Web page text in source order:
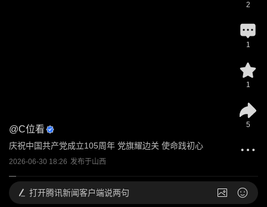
@C位看
庆祝中国共产党成立105周年 党旗耀边关 使命践初心
2026-06-30 18:26 发布于山西
2
1
1
5
打开腾讯新闻客户端说两句